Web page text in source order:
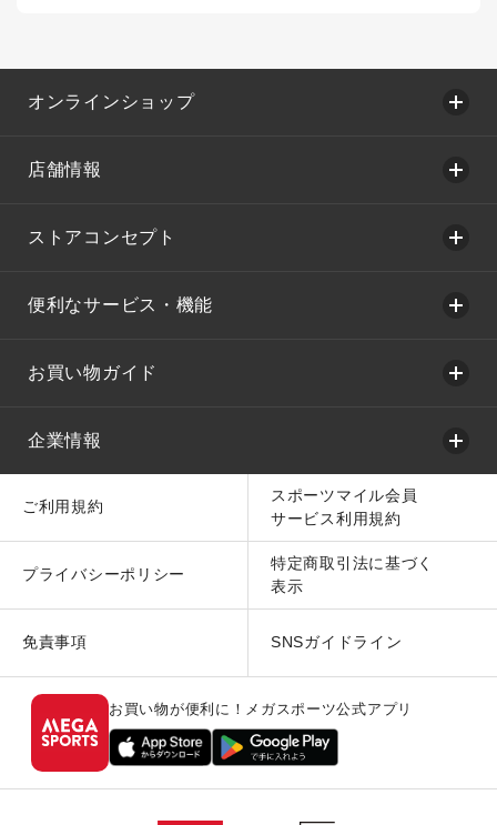
オンラインショップ
店舗情報
ストアコンセプト
便利なサービス・機能
お買い物ガイド
企業情報
ご利用規約
スポーツマイル会員
サービス利用規約
プライバシーポリシー
特定商取引法に基づく
表示
免責事項 SNSガイドライン
お買い物が便利に！メガスポーツ公式アプリ